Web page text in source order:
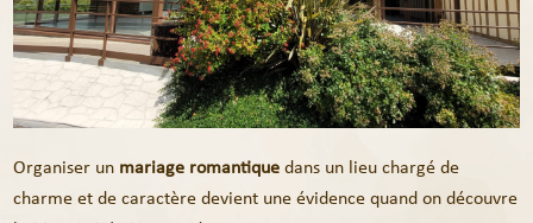
Organiser un mariage romantiquedans un lieu chargé de
charme et de caractère devient une évidence quand on découvre